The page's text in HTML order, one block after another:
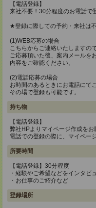
【電話登録】
来社不要！30分程度のお電話で
★登録に際しての予約・来社は
(1)WEB応募の場合
こちらからご連絡いたしますの
ご応募頂いた後、案内メールを
内容をご確認ください。
(2)電話応募の場合
お時間のあるときにお電話にて
その場で登録も可能です。
持ち物
【電話登録】
弊社HPよりマイページ作成をお
電話での登録の際に、マイペー
所要時間
【電話登録】30分程度
・経験やご希望などをインタビ
・お仕事のご紹介など
登録場所